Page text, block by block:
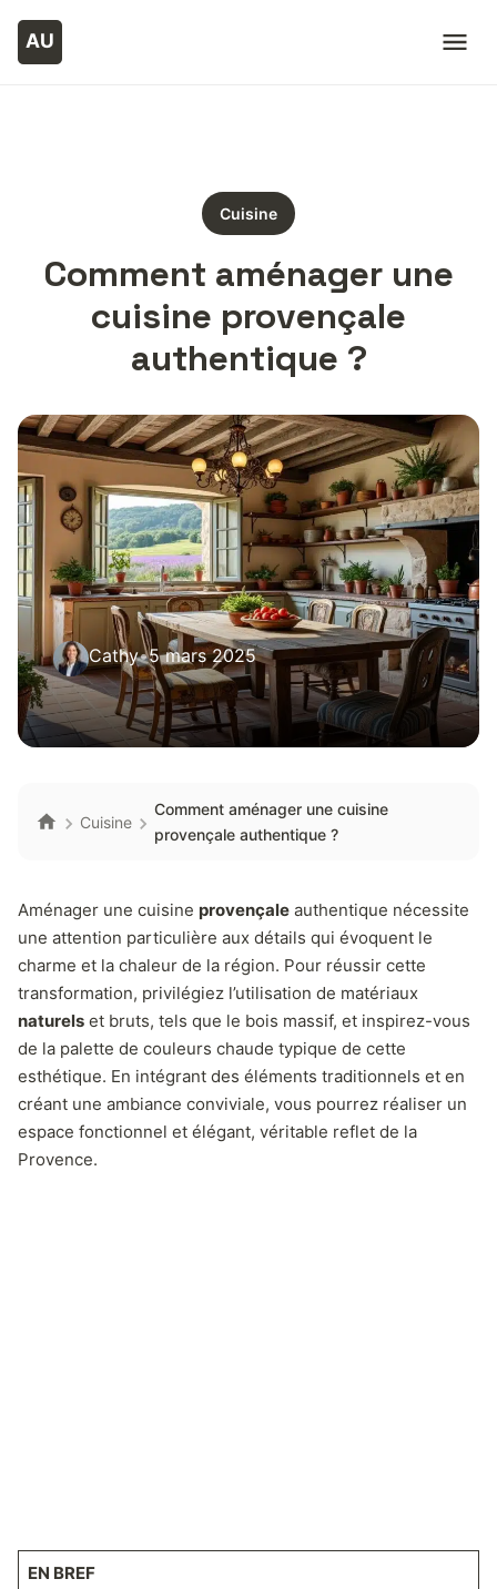
Cuisine
Comment aménager une
cuisine provençale
authentique ?
Cathy•5 mars 2025
Cuisine
Comment aménager une cuisine
provençale authentique ?
Aménager une cuisine provençale authentique nécessite
une attention particulière aux détails qui évoquent le
charme et la chaleur de la région. Pour réussir cette
transformation, privilégiez l’utilisation de matériaux
naturels et bruts, tels que le bois massif, et inspirez-vous
de la palette de couleurs chaude typique de cette
esthétique. En intégrant des éléments traditionnels et en
créant une ambiance conviviale, vous pourrez réaliser un
espace fonctionnel et élégant, véritable reflet de la
Provence.
EN BREF